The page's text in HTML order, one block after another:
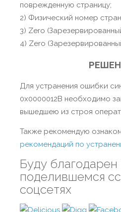
поврежденную страницу;
2) Физический номер
3) Zero
4) Zero
Для устранения ошибки
0x0000012B необходимо
вышедшею из строя
Также рекомендую
рекомендаций по
Буду благодарен
поделившемся
соцсетях